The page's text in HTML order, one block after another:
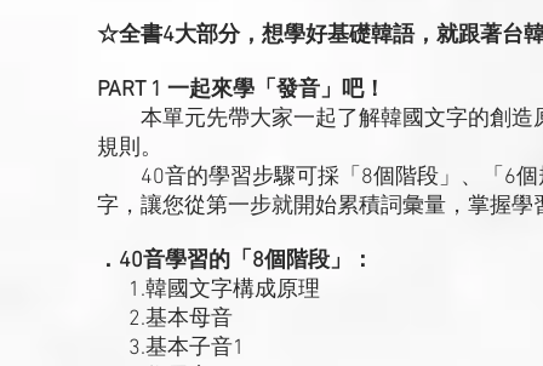
☆全書4大部分，想學好基礎韓語，就跟著台
PART 1 一起來學「發音」吧！
本單元先帶大家一起了解韓國文字的創造
規則。
40音的學習步驟可採「8個階段」、「6個
字，讓您從第一步就開始累積詞彙量，掌握學
．40音學習的「8個階段」：
1.韓國文字構成原理
2.基本母音
3.基本子音1